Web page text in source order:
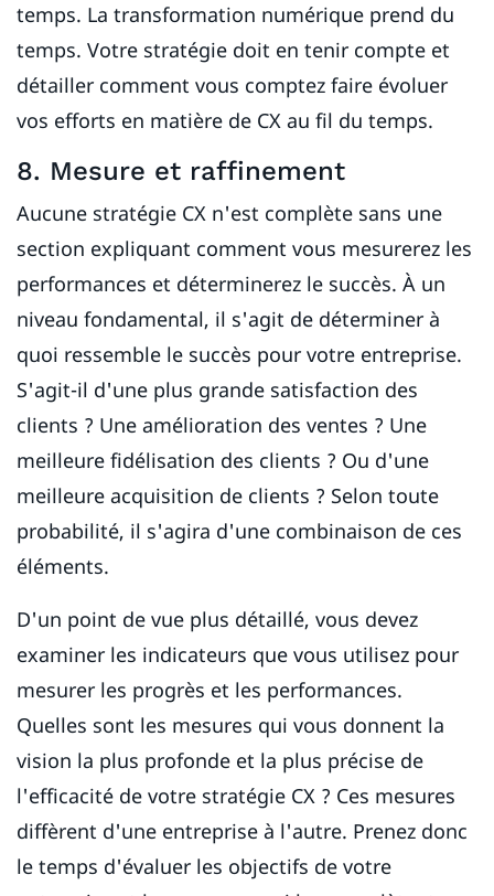
temps. La transformation numérique prend du
temps. Votre stratégie doit en tenir compte et
détailler comment vous comptez faire évoluer
vos efforts en matière de CX au fil du temps.
8. Mesure et raffinement
Aucune stratégie CX n'est complète sans une
section expliquant comment vous mesurerez les
performances et déterminerez le succès. À un
niveau fondamental, il s'agit de déterminer à
quoi ressemble le succès pour votre entreprise.
S'agit-il d'une plus grande satisfaction des
clients ? Une amélioration des ventes ? Une
meilleure fidélisation des clients ? Ou d'une
meilleure acquisition de clients ? Selon toute
probabilité, il s'agira d'une combinaison de ces
éléments.
D'un point de vue plus détaillé, vous devez
examiner les indicateurs que vous utilisez pour
mesurer les progrès et les performances.
Quelles sont les mesures qui vous donnent la
vision la plus profonde et la plus précise de
l'efficacité de votre stratégie CX ? Ces mesures
diffèrent d'une entreprise à l'autre. Prenez donc
le temps d'évaluer les objectifs de votre